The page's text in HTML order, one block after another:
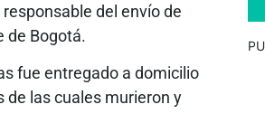
del envío de
de Bogotá.
fue entregado a domicilio
de las cuales murieron y